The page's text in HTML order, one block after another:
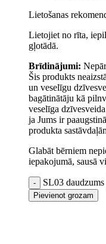
Lietošanas
Lietojiet no rīta,
gļotādā.
Brīdinājumi:
Šis produkts
un veselīgu
bagātinātāju kā
veselīga
ja Jums ir
produkta
Glabāt bērniem
iepakojumā, sausā
SL03 daudzums
Pievienot grozam